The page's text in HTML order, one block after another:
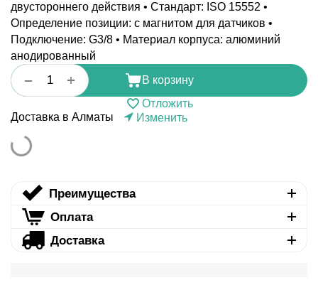
двустороннего действия • Стандарт: ISO 15552 •
Определение позиции: с магнитом для датчиков •
Подключение: G3/8 • Материал корпуса: алюминий
анодированный
+
−
В корзину
Отложить
Доставка в Алматы
Изменить
Преимущества
Оплата
Доставка